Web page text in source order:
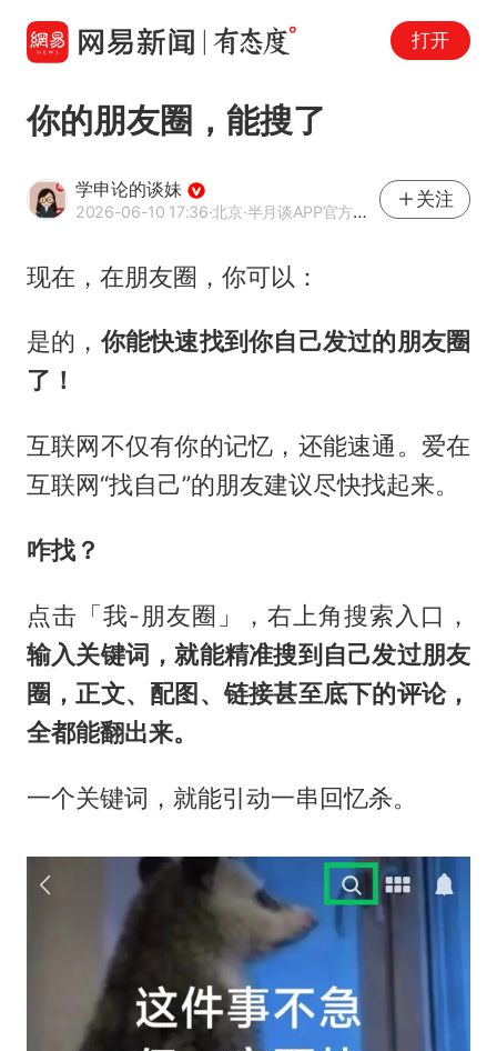
打开
你的朋友圈，能搜了
学申论的谈妹
2026-06-10 17:36·北京·半月谈APP官方网易号
关注
现在，在朋友圈，你可以：
是的，你能快速找到你自己发过的朋友圈
了！
互联网不仅有你的记忆，还能速通。爱在
互联网“找自己”的朋友建议尽快找起来。
咋找？
点击「我-朋友圈」，右上角搜索入口，
输入关键词，就能精准搜到自己发过朋友
圈，正文、配图、链接甚至底下的评论，
全都能翻出来。
一个关键词，就能引动一串回忆杀。